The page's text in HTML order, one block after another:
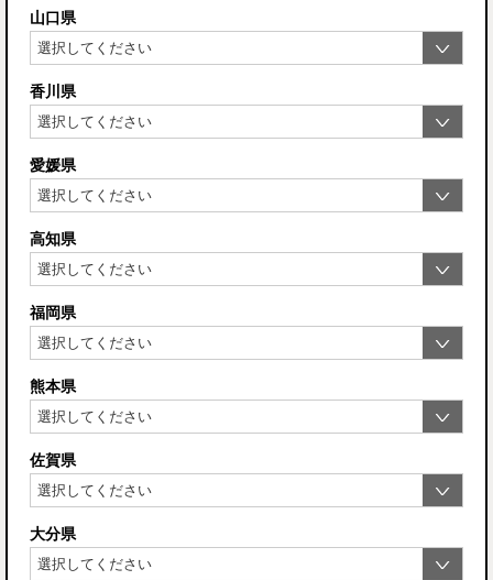
山口県
香川県
愛媛県
高知県
福岡県
熊本県
佐賀県
大分県